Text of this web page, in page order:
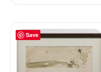
Save